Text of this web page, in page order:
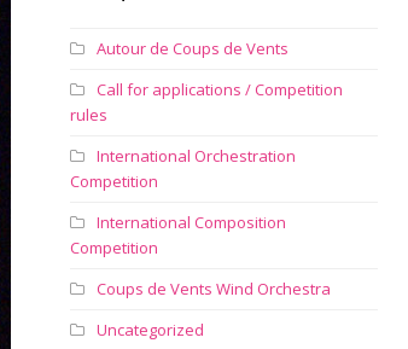
Autour de Coups de Vents
Call for applications / Competition
rules
International Orchestration
Competition
International Composition
Competition
Coups de Vents Wind Orchestra
Uncategorized